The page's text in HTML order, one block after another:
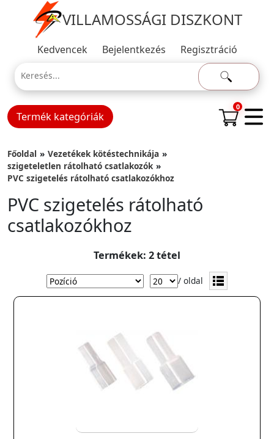
VILLAMOSSÁGI DISZKONT
Kedvencek Bejelentkezés Regisztráció
Termék kategóriák
0
Főoldal
Vezetékek kötéstechnikája
szigeteletlen rátolható csatlakozók
PVC szigetelés rátolható csatlakozókhoz
PVC szigetelés rátolható
csatlakozókhoz
Termékek: 2 tétel
/ oldal